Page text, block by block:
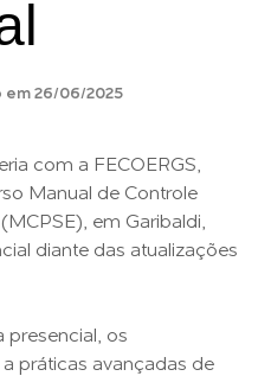
em 26/06/2025
com a FECOERGS,
Manual de Controle
em Garibaldi,
diante das atualizações
presencial, os
práticas avançadas de